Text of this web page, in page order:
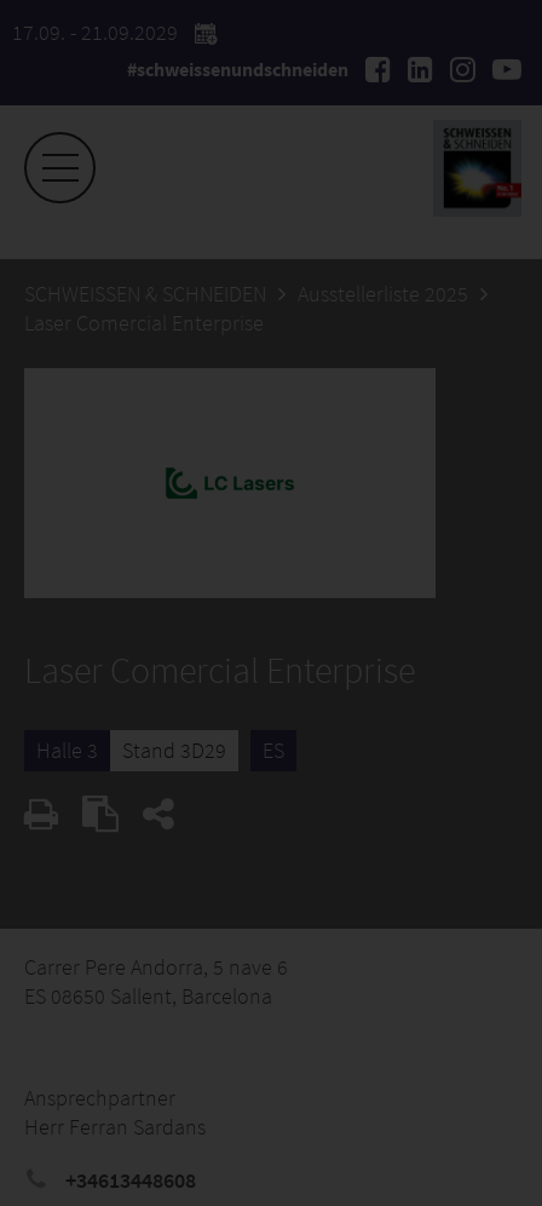
17.09. - 21.09.2029
#schweissenundschneiden
SCHWEISSEN & SCHNEIDEN
Ausstellerliste 2025
Laser Comercial Enterprise
Laser Comercial Enterprise
Halle 3 Stand 3D29 ES
Carrer Pere Andorra, 5 nave 6
ES 08650 Sallent, Barcelona
Ansprechpartner
Herr Ferran Sardans
+34613448608